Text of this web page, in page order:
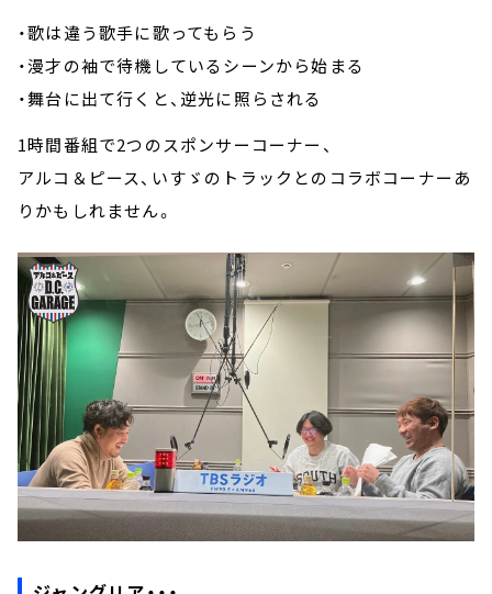
・歌は違う歌手に歌ってもらう
・漫才の袖で待機しているシーンから始まる
・舞台に出て行くと、逆光に照らされる
1時間番組で2つのスポンサーコーナー、
アルコ＆ピース、いすゞのトラックとのコラボコーナーあ
りかもしれません。